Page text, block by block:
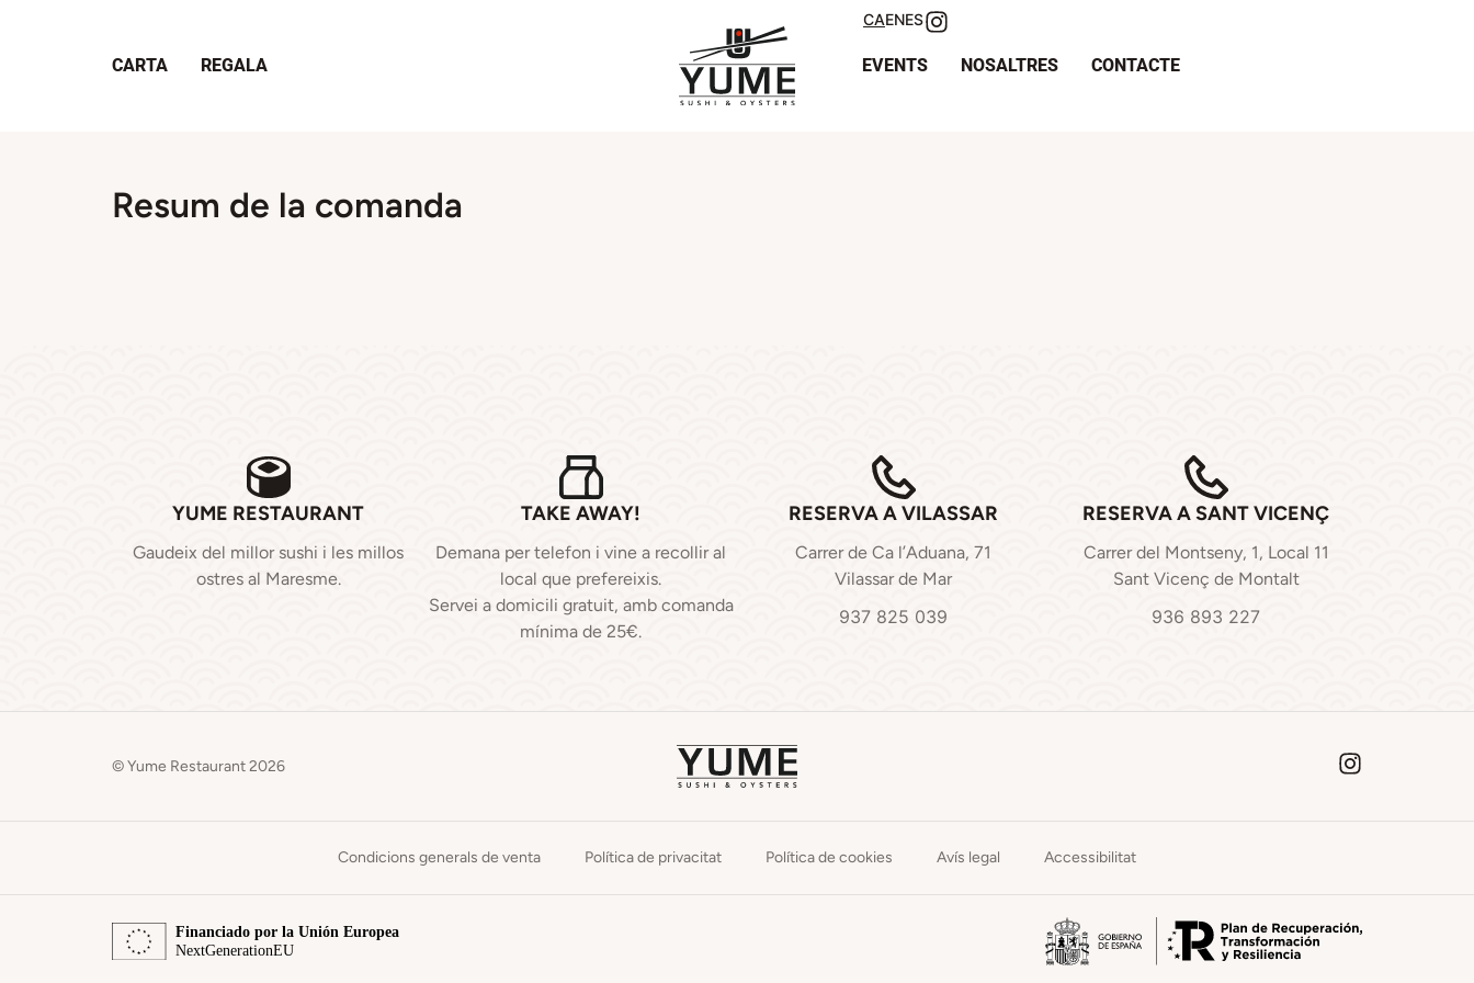
CARTA REGALA EVENTS NOSALTRES CONTACTE
CAENES
Resum de la comanda
YUME RESTAURANT
Gaudeix del millor sushi i les millos
ostres al Maresme.
TAKE AWAY!
Demana per telefon i vine a recollir al
local que prefereixis.
Servei a domicili gratuit, amb comanda
mínima de 25€.
RESERVA A VILASSAR
Carrer de Ca l’Aduana, 71
Vilassar de Mar
937 825 039
RESERVA A SANT VICENÇ
Carrer del Montseny, 1, Local 11
Sant Vicenç de Montalt
936 893 227
© Yume Restaurant 2026
Condicions generals de venta Política de privacitat Política de cookies Avís legal Accessibilitat